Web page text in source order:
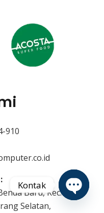
910
Baru, Kec.
Selatan,
Kontak